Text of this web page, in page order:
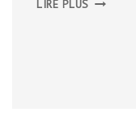
LIRE PLUS MICHAEL’S